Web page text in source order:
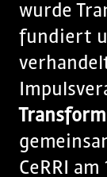
wurde
fundiert
CeRRI